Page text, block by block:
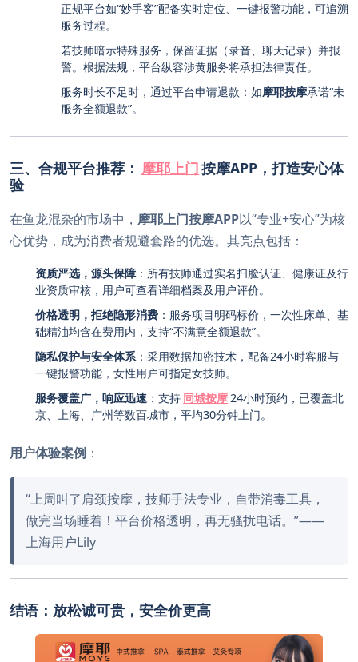
正规平台如“妙手客”配备实时定位、一键报警功能，可追溯
服务过程。
若技师暗示特殊服务，保留证据（录音、聊天记录）并报
警。根据法规，平台纵容涉黄服务将承担法律责任。
服务时长不足时，通过平台申请退款：如摩耶按摩承诺“未
服务全额退款”。
三、合规平台推荐： 摩耶上门按摩APP，打造安心体
验
在鱼龙混杂的市场中， 摩耶上门按摩APP以“专业+安心”为核
心优势，成为消费者规避套路的优选。其亮点包括：
资质严选，源头保障：所有技师通过实名扫脸认证、健康证及行
业资质审核，用户可查看详细档案及用户评价。
价格透明，拒绝隐形消费 ：服务项目明码标价，一次性床单、基
础精油均含在费用内，支持“不满意全额退款”。
隐私保护与安全体系：采用数据加密技术，配备24小时客服与
一键报警功能，女性用户可指定女技师。
服务覆盖广，响应迅速 ：支持 同城按摩24小时预约，已覆盖北
京、上海、广州等数百城市，平均30分钟上门。
用户体验案例 ：
“上周叫了肩颈按摩，技师手法专业，自带消毒工具，
做完当场睡着！平台价格透明，再无骚扰电话。”——
上海用户Lily
结语：放松诚可贵，安全价更高